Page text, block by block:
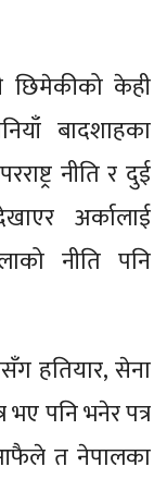
छिमेकीको केही
बादशाहका
नीति र दुई
अर्कालाई
नीति पनि
हतियार, सेना
पनि भनेर पत्र
त नेपालका